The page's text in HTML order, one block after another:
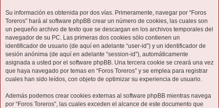
Su información es obtenida por dos vías. Primeramente, navegar por “Foros
Toreros” hará al software phpBB crear un número de cookies, las cuales son
un pequeño archivo de texto que se descargan en los archivos temporales del
navegador de su PC. Las primeras dos cookies sólo contienen un
identificador de usuario (de aquí en adelante “user-id”) y un identificador de
sesión anónima (de aquí en adelante “session-id”), automáticamente
asignada a usted por el software phpBB. Una tercera cookie se creará una vez
que haya navegado por temas en “Foros Toreros” y se emplea para registrar
cuales han sido leídos, con objeto de optimizar su experiencia de usuario.
Además podemos crear cookies externas al software phpBB mientras navega
por “Foros Toreros”, las cuales exceden el alcance de este documento que